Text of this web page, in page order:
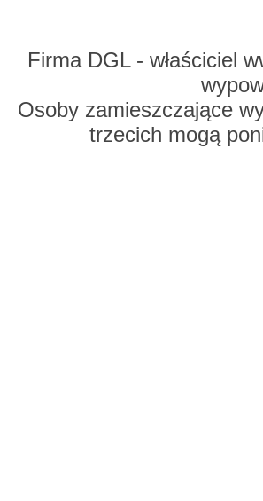
Firma DGL - właściciel
Osoby zamieszczające
trzecich mogą